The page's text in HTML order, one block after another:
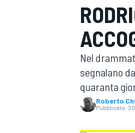
MOTOGP
Nel
segnalano
quaranta
Roberto
Pubblicato: